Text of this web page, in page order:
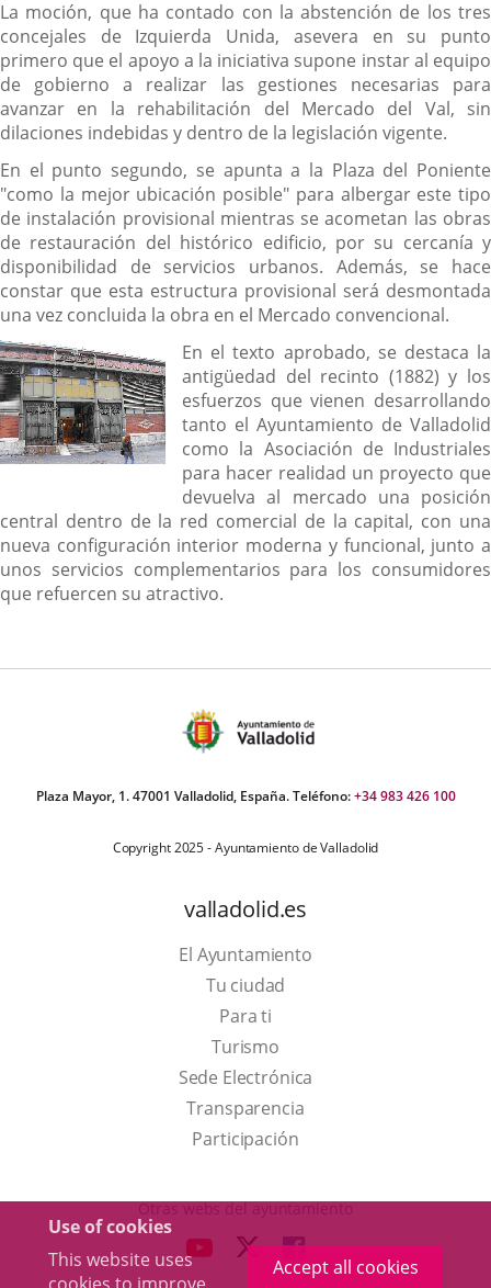
Use of cookies
This website uses
Accept all cookies
La moción, que ha contado con la abstención de los tres
concejales de Izquierda Unida, asevera en su punto
primero que el apoyo a la iniciativa supone instar al equipo
de gobierno a realizar las gestiones necesarias para
avanzar en la rehabilitación del Mercado del Val, sin
dilaciones indebidas y dentro de la legislación vigente.
En el punto segundo, se apunta a la Plaza del Poniente
"como la mejor ubicación posible" para albergar este tipo
de instalación provisional mientras se acometan las obras
de restauración del histórico edificio, por su cercanía y
disponibilidad de servicios urbanos. Además, se hace
constar que esta estructura provisional será desmontada
una vez concluida la obra en el Mercado convencional.
En el texto aprobado, se destaca la
antigüedad del recinto (1882) y los
esfuerzos que vienen desarrollando
tanto el Ayuntamiento de Valladolid
como la Asociación de Industriales
para hacer realidad un proyecto que
devuelva al mercado una posición
central dentro de la red comercial de la capital, con una
nueva configuración interior moderna y funcional, junto a
unos servicios complementarios para los consumidores
que refuercen su atractivo.
Plaza Mayor, 1. 47001 Valladolid, España. Teléfono:+34 983 426 100
Copyright 2025 - Ayuntamiento de Valladolid
valladolid.es
El Ayuntamiento
Tu ciudad
Para ti
TurismoThis
link
will
open
a
up
Sede Electrónica
Transparencia
Participación
Otras webs del ayuntamiento
LINK LINK
TO
LINK
TO